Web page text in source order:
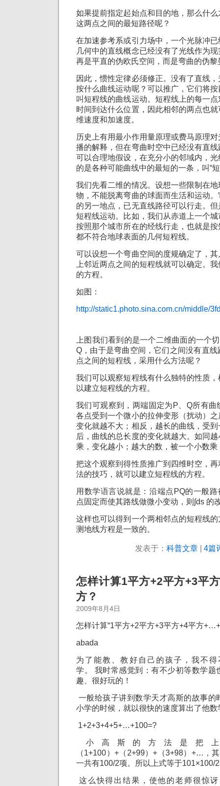
如果提前指定起始点和目的地，那么什
这两点之间的最短路径呢？
在加速参考系或引力场中，一个光脉冲
几何中的直线概念已经没有了光线作为
再是平直的伪欧氏空间，而是弯曲的伪黎
因此，惯性定律必须修正。没有了直线
按什么曲线运动呢？可以推广，它们将
叫短程线的曲线运动。短程线上的每一
时间到达什么位置，因此相邻的两点也
维速度和加速度。
历史上有用最小作用量原理或费马原理
播的解释，但在弯曲时空中已经没有直
可以合理地假设，在充分小的邻域内，
的是各种可能曲线中的最短的一条，叫“
我们先看二维的情况。设想一些限制在
物，不能脱离弯曲的球面而生活和运动
的另一地点，已无直线路径可以行走。
短程线运动。比如，我们从赤道上一个
按照那个城市所在的经线行走，也就是
都不符合地球表面的几何短程线。
可以设想一个弯曲空间的度规确定了，
上邻近两点之间的短程线就可以确定。
的方程。
如图：
http://static1.photo.sina.com.cn/middle/
上图我们看到的是一个二维曲面的一个
Q，由于是弯曲空间，它们之间没有直
点之间的短程线，采用什么方法呢？
我们可以观察短程线有什么独特的性质
以建立短程线的方程。
我们可观察到，两端固定为P、Q所有曲
各点受到一个微小的拉伸变形（扰动）
变化就越不大；相反，越长的曲线，受
后，曲线的总长度的变化就越大。如同
乘，变化越小；越大的数，被一个小数
把这个观察到得性质推广到四维时空，
法的技巧，就可以建立短程线的方程。
用数学语言说就是：沿端点PQ的一般路
点固定而使其路线做微小变动，则∫ds 的
这样也可以得到一个两相邻点的短程线
测地线方程是一致的。
发表于： 科普文章 4篇
怎样计算1平方+2平方+3平
方？
2009年8月4日
怎样计算“1平方+2平方+3平方+4平方
abada
为了能教、教好自己的孩子，我不
学。 我时常感觉到：有不少初等数学题
趣、很好玩的！
一般给孩子讲到数学天才高斯的故事的
小学的时候，就以很快的速度算出了他
1+2+3+4+5+…+100=?
小高斯的方法是把
（1+100）+（2+99）+（3+98）+…，
一共有100/2项。所以上式等于101×100/
这么快得出结果，使他的老师很惊